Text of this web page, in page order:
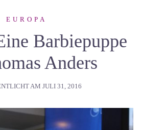
EUROPA
Barbiepuppe
Anders
AM JULI 31, 2016